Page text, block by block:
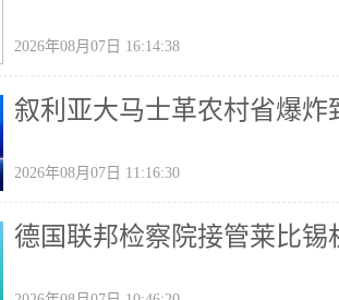
2026年08月07日 16:14:38
叙利亚大马士革农村省爆炸
2026年08月07日 11:16:30
德国联邦检察院接管莱比